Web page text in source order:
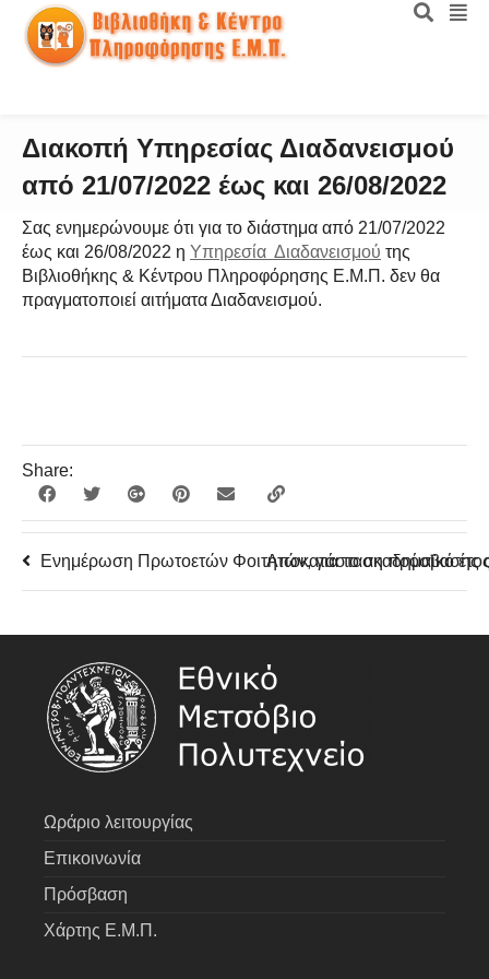
Διακοπή Υπηρεσίας Διαδανεισμού
από 21/07/2022 έως και 26/08/2022
Σας ενημερώνουμε ότι για το διάστημα από 21/07/2022
έως και 26/08/2022 η Υπηρεσία Διαδανεισμού της
Βιβλιοθήκης & Κέντρου Πληροφόρησης Ε.Μ.Π. δεν θα
πραγματοποιεί αιτήματα Διαδανεισμού.
Share:
Ενημέρωση Πρωτοετών Φοιτητών, για το ακαδημαϊκό
Αποκατάσταση πρόσβασης
Ωράριο λειτουργίας
Επικοινωνία
Πρόσβαση
Χάρτης Ε.Μ.Π.